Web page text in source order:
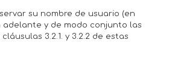
su nombre de usuario (en
adelante y de modo conjunto las
3.2.1. y 3.2.2 de estas